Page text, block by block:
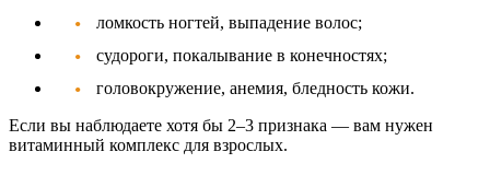
ломкость ногтей, выпадение волос;
судороги, покалывание в конечностях;
головокружение, анемия, бледность кожи.
Если вы наблюдаете хотя бы 2–3 признака — вам нужен
витаминный комплекс для взрослых.